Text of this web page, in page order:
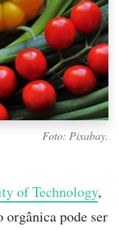
Foto: Pixabay.
of Technology,
orgânica pode ser